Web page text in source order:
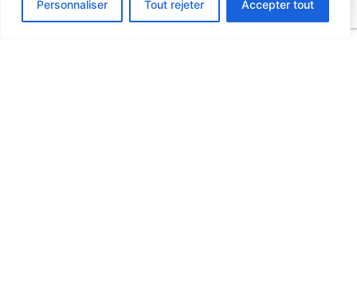
Personnaliser Tout rejeter Accepter tout